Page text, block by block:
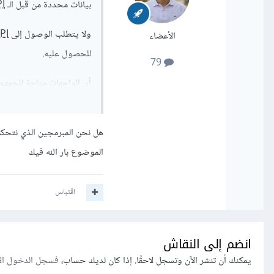
الأعضاء
بيانات محددة من قبل الـ
ولا يتطلب الوصول إلى Public
للحصول عليه.
أي الواجهات متاحة
أو بشكل أبسط تطبيق
برمجية عامة.
بحيث يتطلب الوصول إلى Private
الموضوع بار الله فيك
اقتباس
انضم إلى النقاش
يمكنك أن تنشر الآن وتسجل لاحقًا. إذا كان لديك حساب،فسجل الدخول